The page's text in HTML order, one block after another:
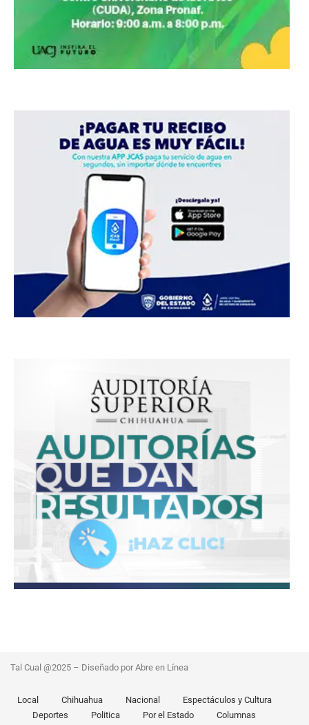
Tal Cual @2025 – Diseñado por Abre en Línea
Local Chihuahua Nacional
Espectáculos y Cultura
Deportes
Politica Por el Estado
Columnas